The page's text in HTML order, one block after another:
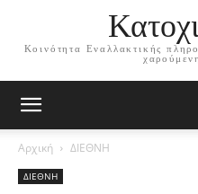
Κοινότητα Εναλλακτικής
Αρχική ΔΙΕΘΝΗ
ΔΙΕΘΝΗ